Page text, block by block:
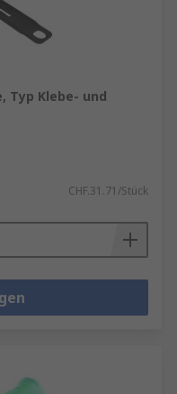
Typ Klebe- und
CHF.31.71/Stück